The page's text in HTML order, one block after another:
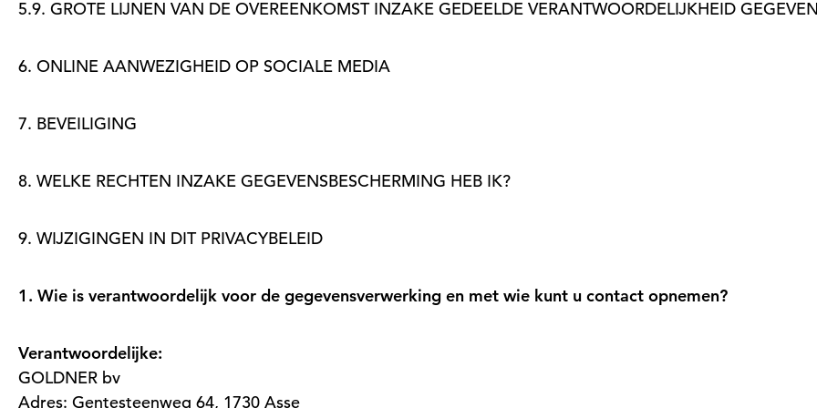
5.9. GROTE LIJNEN VAN DE OVEREENKOMST INZAKE GEDEELDE VERANTWOORDELIJKHEID
6. ONLINE AANWEZIGHEID OP SOCIALE MEDIA
7. BEVEILIGING
8. WELKE RECHTEN INZAKE GEGEVENSBESCHERMING HEB IK?
9. WIJZIGINGEN IN DIT PRIVACYBELEID
1. Wie is verantwoordelijk voor de gegevensverwerking en met wie kunt u contact opnemen?
Verantwoordelijke:
GOLDNER bv
Adres: Gentesteenweg 64, 1730 Asse